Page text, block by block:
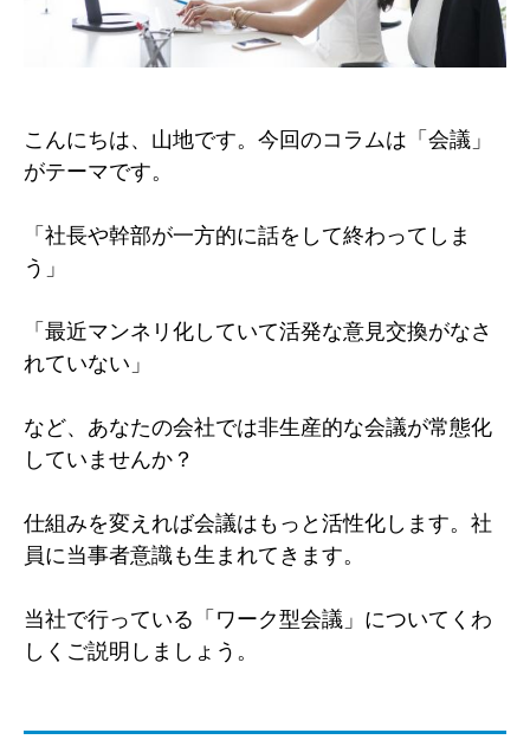
こんにちは、山地です。今回のコラムは「会議」
がテーマです。
「社長や幹部が一方的に話をして終わってしま
う」
「最近マンネリ化していて活発な意見交換がなさ
れていない」
など、あなたの会社では非生産的な会議が常態化
していませんか？
仕組みを変えれば会議はもっと活性化します。社
員に当事者意識も生まれてきます。
当社で行っている「ワーク型会議」についてくわ
しくご説明しましょう。